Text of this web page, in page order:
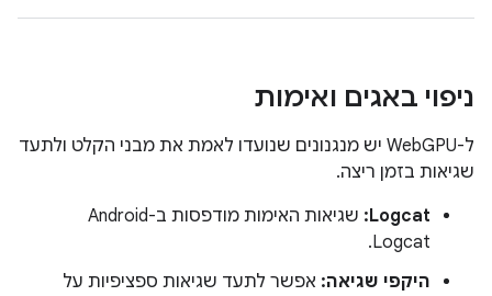
ניפוי באגים ואימות
ל-WebGPU יש מנגנונים שנועדו לאמת את מבני הקלט ולתעד
שגיאות בזמן ריצה.
Logcat:
שגיאות האימות מודפסות ב-Android
Logcat.
היקפי שגיאה: אפשר לתעד שגיאות ספציפיות על